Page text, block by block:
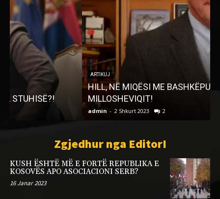
ARTIKUJ
HILL, NË MIQËSI ME BASHKËPUNËTORIN E
MILLOSHEVIQIT!
2 Shkurt 2023 2
Zgjedhur nga EditorI
KUSH ËSHTË MË E FORTË REPUBLIKA E
KOSOVËS APO ASOCIACIONI SERB?
16 Janar 2023